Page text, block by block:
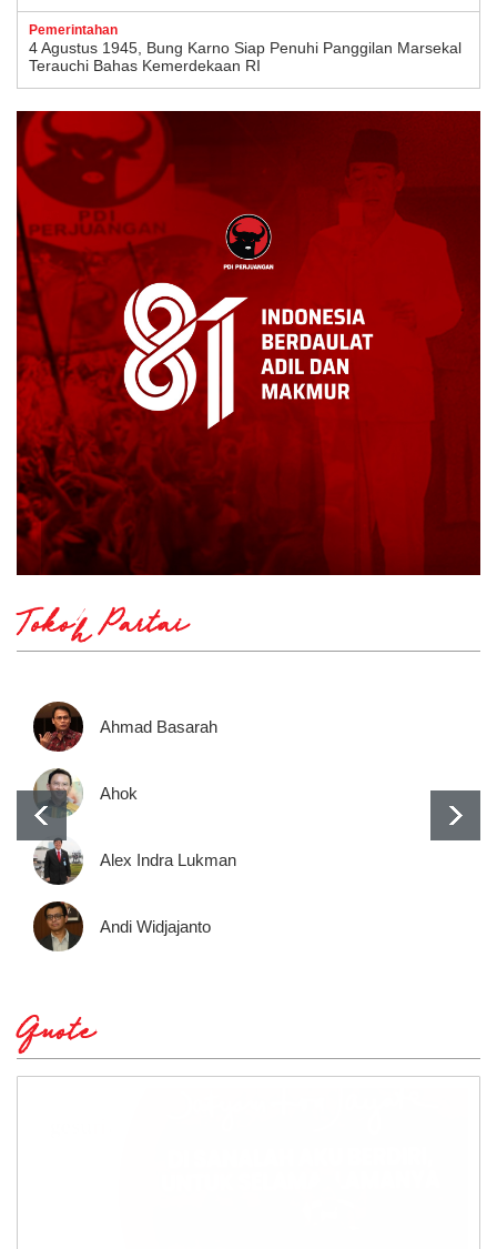
Pemerintahan
4 Agustus 1945, Bung Karno Siap Penuhi Panggilan Marsekal
Terauchi Bahas Kemerdekaan RI
Tokoh Partai
Ahmad Basarah
Ahok
Alex Indra Lukman
Andi Widjajanto
Quote